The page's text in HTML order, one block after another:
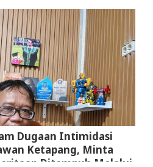
Dugaan Intimidasi
Ketapang, Minta
Ditempuh Melalui